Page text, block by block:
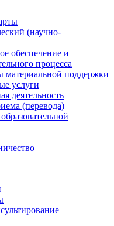
(научно-
обеспечение и
процесса
поддержки
услуги
деятельность
(перевода)